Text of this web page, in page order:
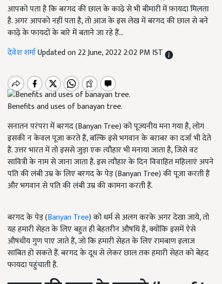
आपको पता है कि बरगद की छाल के काढ़े से भी बीमारी में फ़ायदा मिलता
है. अगर आपको नहीं पता है, तो आज के इस लेख में बरगद की छाल से बने
काढ़े के फायदों के बारे में बताने जा रहे हैं...
देवेश शर्माUpdated on 22 June, 2022 2:02 PM IST
Benefits and uses of banayan tree.
सनातन परंपरा में बरगद (Banyan Tree) को पूज्यनीय मना गया है, लोग
इसकी न केवल पूजा करते हैं, बल्कि इसे भगवान के बराबर का दर्जा भी देते
हैं. उत्तर भारत में तो इससे जुड़ा एक त्यौहार भी मनाया जाता है, जिसे वट
सावित्री के नाम से जाना जाता है. इस त्यौहार के दिन विवाहित महिलाएं अपने
पति की लंबी उम्र के लिए बरगद के पेड़ (Banyan Tree) की पूजा करती हैं
और भगवान से पति की लंबी उम्र की कामना करती हैं.
बरगद के पेड़ (Banyan Tree) को धर्म से अलग करके अगर देखा जाये, तो
यह हमारी सेहत के लिए बहुत ही बेहतरीन औषधि है, क्योंकि इसमें ऐसे
औषधीय गुण पाए जाते हैं, जो कि हमारी सेहत के लिए रामबाण इलाज
साबित हो सकते हैं. बरगद के दूध से लेकर छाल तक हमारी सेहत को बेहद
फायदा पहुंचाती है.